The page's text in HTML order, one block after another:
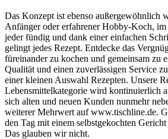
Das Konzept ist ebenso außergewöhnlich
Anfänger oder erfahrener Hobby-Koch,
jeder fündig und dank einer einfachen
gelingt jedes Rezept. Entdecke das
füreinander zu kochen und gemeinsam zu
Qualität und einen zuverlässigen Service
einer kleinen Auswahl Rezepten. Unsere
Lebensmittelkategorie wird kontinuierlich
sich alten und neuen Kunden nunmehr
weiterer Mehrwert auf www.tischline.de.
den Tag mit einem selbstgekochten
Das glauben wir nicht.